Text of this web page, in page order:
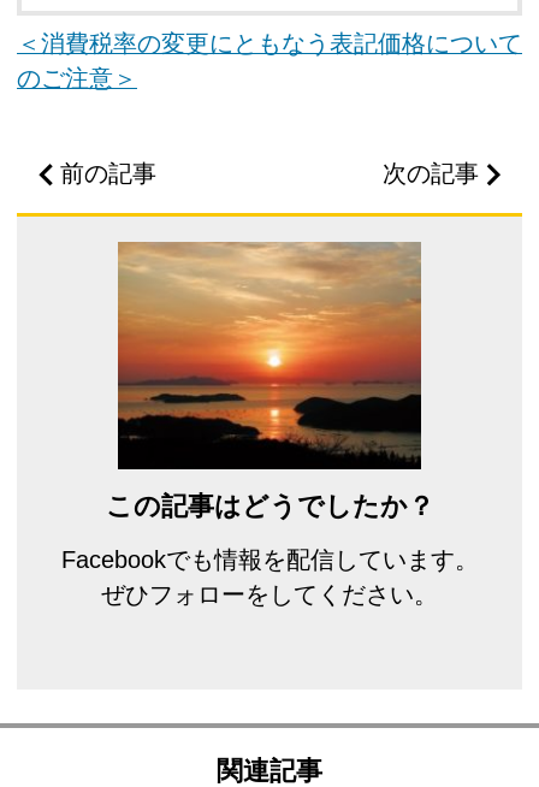
＜消費税率の変更にともなう表記価格について
のご注意＞
前の記事 次の記事
この記事はどうでしたか？
Facebookでも情報を配信しています。
ぜひフォローをしてください。
関連記事